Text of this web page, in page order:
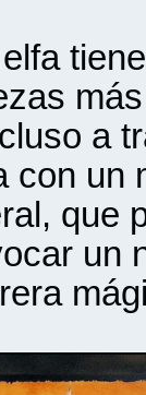
a
con un
que
un